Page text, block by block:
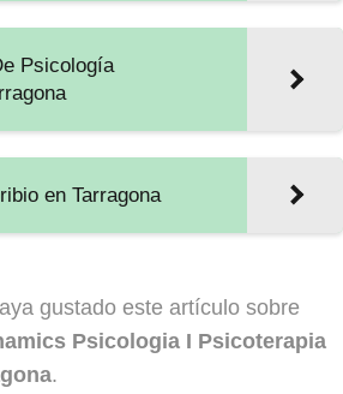
Psicología
en Tarragona
gustado este artículo sobre
Psicologia I Psicoterapia
.